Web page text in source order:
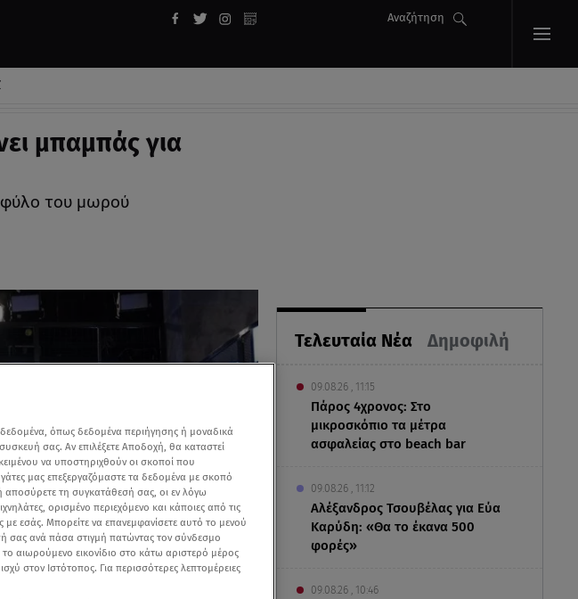
Αναζήτηση
μπαμπάς για
του μωρού
Τελευταία Νέα Δημοφιλή
09.08.26 , 11:15
Πάρος 4χρονος: Στο
μικροσκόπιο τα μέτρα
ασφαλείας στο beach bar
09.08.26 , 11:12
Αλέξανδρος Τσουβέλας για Εύα
Καρύδη: «Θα το έκανα 500
φορές»
09.08.26 , 10:46
όπως δεδομένα περιήγησης ή μοναδικά
σας. Αν επιλέξετε Αποδοχή, θα καταστεί
να υποστηριχθούν οι σκοποί που
μας επεξεργαζόμαστε τα δεδομένα με σκοπό
τη συγκατάθεσή σας, οι εν λόγω
ορισμένο περιεχόμενο και κάποιες από τις
με εσάς. Μπορείτε να επανεμφανίσετε αυτό το μενού
σας ανά πάσα στιγμή πατώντας τον σύνδεσμο
αιωρούμενο εικονίδιο στο κάτω αριστερό μέρος
στον Ιστότοπος. Για περισσότερες λεπτομέρειες